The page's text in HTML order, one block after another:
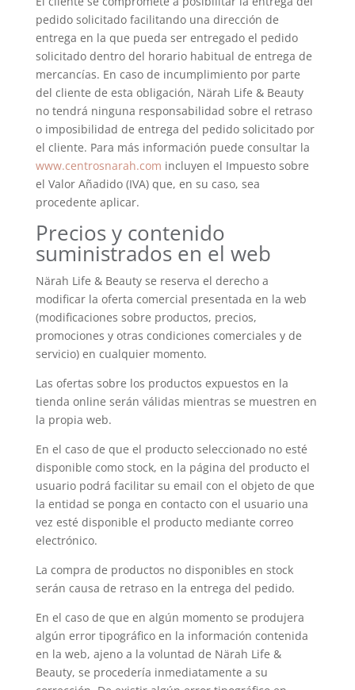
pedido solicitado facilitando una dirección de
entrega en la que pueda ser entregado el pedido
solicitado dentro del horario habitual de entrega de
mercancías. En caso de incumplimiento por parte
del cliente de esta obligación, Närah Life & Beauty
no tendrá ninguna responsabilidad sobre el retraso
o imposibilidad de entrega del pedido solicitado por
el cliente. Para más información puede consultar la
www.centrosnarah.com incluyen el Impuesto sobre
el Valor Añadido (IVA) que, en su caso, sea
procedente aplicar.
Precios y contenido
suministrados en el web
Närah Life & Beauty se reserva el derecho a
modificar la oferta comercial presentada en la web
(modificaciones sobre productos, precios,
promociones y otras condiciones comerciales y de
servicio) en cualquier momento.
Las ofertas sobre los productos expuestos en la
tienda online serán válidas mientras se muestren en
la propia web.
En el caso de que el producto seleccionado no esté
disponible como stock, en la página del producto el
usuario podrá facilitar su email con el objeto de que
la entidad se ponga en contacto con el usuario una
vez esté disponible el producto mediante correo
electrónico.
La compra de productos no disponibles en stock
serán causa de retraso en la entrega del pedido.
En el caso de que en algún momento se produjera
algún error tipográfico en la información contenida
en la web, ajeno a la voluntad de Närah Life &
Beauty, se procedería inmediatamente a su